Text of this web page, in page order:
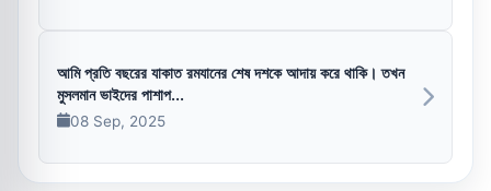
আমি প্রতি বছরের যাকাত রমযানের শেষ দশকে আদায় করে থাকি। তখন
মুসলমান ভাইদের পাশাপ...
08 Sep, 2025